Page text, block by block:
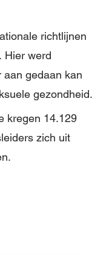
richtlijnen
Hier werd
gedaan kan
gezondheid.
kregen 14.129
zich uit